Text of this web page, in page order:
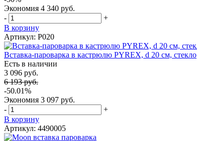
Экономия 4 340 руб.
-
+
В корзину
Артикул: P020
Вставка-пароварка в кастрюлю PYREX, d 20 см, стекло
Есть в наличии
3 096 руб.
6 193 руб.
-50.01%
Экономия 3 097 руб.
-
+
В корзину
Артикул: 4490005